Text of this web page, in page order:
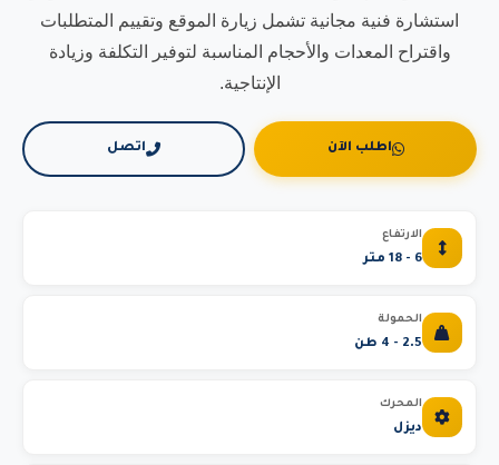
استشارة فنية مجانية تشمل زيارة الموقع وتقييم المتطلبات
واقتراح المعدات والأحجام المناسبة لتوفير التكلفة وزيادة
الإنتاجية.
اطلب الآن اتصل
الارتفاع
6 - 18 متر
الحمولة
2.5 - 4 طن
المحرك
ديزل